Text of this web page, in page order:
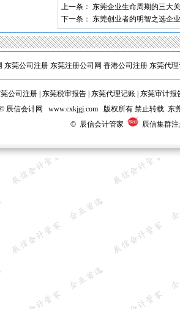
上一条： 东莞企业生命周期的三大
下一条： 东莞创业者的明智之选企
东莞公司注册 东莞注册公司网 香港公司注册 东莞代
公司注册| 东莞税审报告| 东莞代理记账| 东莞审计报
辰信会计网 www.cxkjgj.com 版权所有 禁止转载 东
© 辰信会计管家
辰信集群